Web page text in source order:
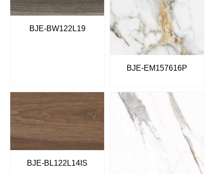
BJE-BW122L19
BJE-EM157616P
BJE-BL122L14IS